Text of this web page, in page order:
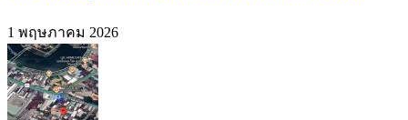
1 พฤษภาคม 2026